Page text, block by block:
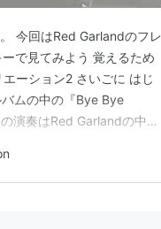
今回はRed Garlandのフレ
で見てみよう 覚えるため
ーション2 さいごに はじ
ムの中の『Bye Bye
演奏はRed Garlandの中で
…